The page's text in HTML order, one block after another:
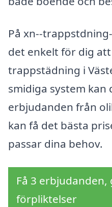
På xn--
det enkelt för dig
trappstädning i
smidiga system kan
erbjudanden från
kan få det bästa
passar dina behov.
Få 3
förpliktelser